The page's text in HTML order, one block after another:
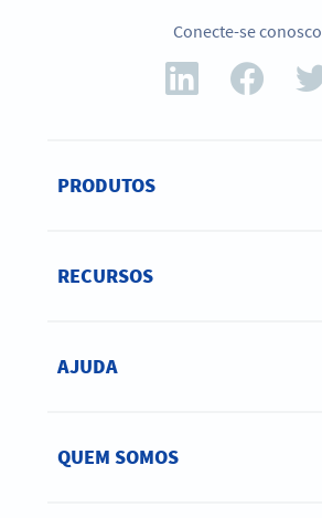
Conecte-se conosco
PRODUTOS
RECURSOS
AJUDA
QUEM SOMOS